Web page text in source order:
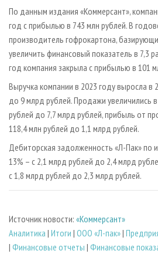
ПРОИЗВОДСТВО ДРЕВЕСНЫХ
ДЕРЕВЯННОЕ ДОМОСТРОЕНИЕ
ПРОИЗВОДСТВО МЕБЕЛИ
БИОЭНЕРГЕТИКА
ЦБП
ИНСТРУМЕНТ И МАТЕРИАЛЫ
МОБИЛЬНЫЕ ВЫСТАВКИ
ОФИЦИАЛЬНЫЕ ДЕЛЕГАЦИИ
ПРИОРИТЕТНЫЕ ИНВЕСТПРОЕКТЫ
RUSSIAN FORESTRY REVIEW
ГАЗЕТА ЛЕСПРОМФОРУМ
БИБЛИОТЕКА СПЕЦИАЛИСТА
РЕКЛАМА НА САЙТЕ
По данным издания «Коммерсант»,
год с прибылью в 743 млн рублей. В
производитель гофрокартона,
увеличить финансовый показатель в 7,3
год компания закрыла с прибылью в 101
Выручка компании в 2023 году выросла в
до 9 млрд рублей. Продажи увеличились
рублей до 7,7 млрд рублей, прибыль от
118,4 млн рублей до 1,1 млрд рублей.
Дебиторская задолженность «Л-Пак» по
13% – с 2,1 млрд рублей до 2,4 млрд
с 1,8 млрд рублей до 2,3 млрд рублей.
Источник новости: «Коммерсант»
Аналитика | Итоги | ООО «Л-пак»|
| Финансовые отчеты | Финансовые